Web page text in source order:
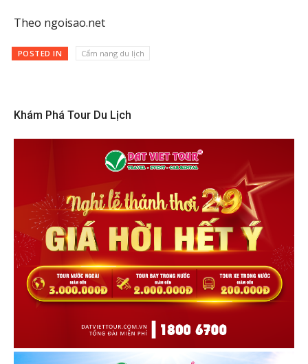
Theo ngoisao.net
POSTED IN Cẩm nang du lịch
Khám Phá Tour Du Lịch